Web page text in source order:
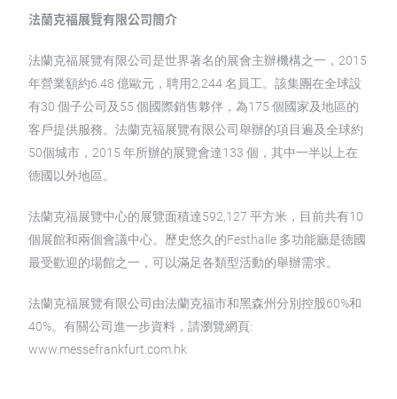
法蘭克福展覽有限公司簡介
法蘭克福展覽有限公司是世界著名的展會主辦機構之一，2015
年營業額約6.48 億歐元，聘用2,244 名員工。該集團在全球設
有30 個子公司及55 個國際銷售夥伴，為175 個國家及地區的
客戶提供服務。法蘭克福展覽有限公司舉辦的項目遍及全球約
50個城市，2015 年所辦的展覽會達133 個，其中一半以上在
德國以外地區。
法蘭克福展覽中心的展覽面積達592,127 平方米，目前共有10
個展館和兩個會議中心。歷史悠久的Festhalle 多功能廳是德國
最受歡迎的場館之一，可以滿足各類型活動的舉辦需求。
法蘭克福展覽有限公司由法蘭克福市和黑森州分別控股60%和
40%。有關公司進一步資料，請瀏覽網頁:
www.messefrankfurt.com.hk